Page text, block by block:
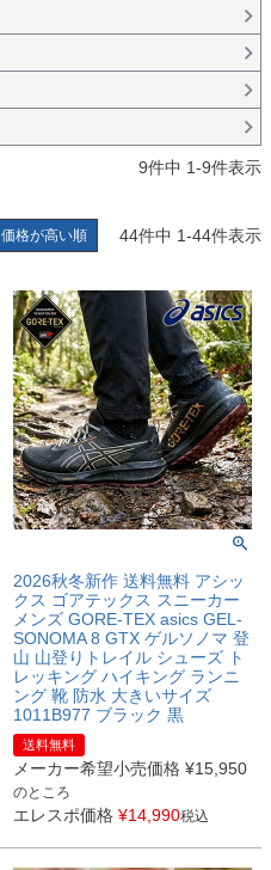
9件中 1-9件表示
価格が高い順 44件中 1-44件表示
2026秋冬新作 送料無料 アシッ
クス ゴアテックス スニーカー
メンズ GORE-TEX asics GEL-
SONOMA 8 GTX ゲルソノマ 登
山 山登りトレイル シューズ ト
レッキング ハイキング ランニ
ング 靴 防水 大きいサイズ
1011B977 ブラック 黒
送料無料
メーカー希望小売価格 ¥15,950
のところ
エレスポ価格 ¥14,990税込